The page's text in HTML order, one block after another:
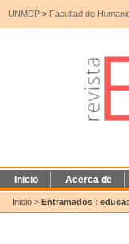
UNMDP > Facultad de
Inicio Acerca de
Inicio > Entramados :